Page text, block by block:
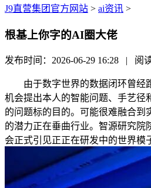
J9直营集团官方网站 > ai资讯 >
根基上你字的AI圈大佬
发布时间：2026-06-29 16:28 | 阅
由于数字世界的数据闭环曾经跑
机会提出本人的智能问题、手艺径
的问题标的目的。可能很难融合
的潜力正在垂曲行业。智源研究
会正式引见正正在研发中的世界模